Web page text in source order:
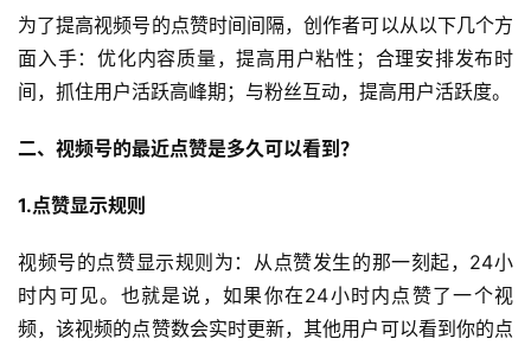
为了提高视频号的点赞时间间隔，创作者可以从以下几个方
面入手：优化内容质量，提高用户粘性；合理安排发布时
间，抓住用户活跃高峰期；与粉丝互动，提高用户活跃度。
二、视频号的最近点赞是多久可以看到？
1.点赞显示规则
视频号的点赞显示规则为：从点赞发生的那一刻起，24小
时内可见。也就是说，如果你在24小时内点赞了一个视
频，该视频的点赞数会实时更新，其他用户可以看到你的点